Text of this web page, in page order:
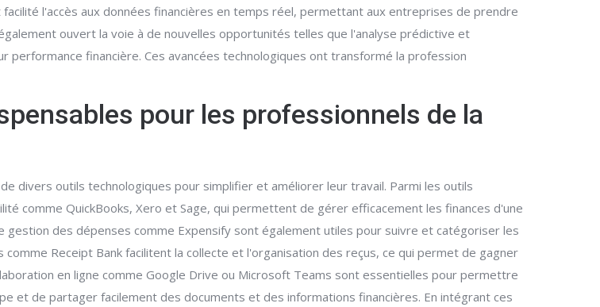
l'accès aux données financières en temps réel, permettant aux entreprises de prendre
ouvert la voie à de nouvelles opportunités telles que l'analyse prédictive et
financière. Ces avancées technologiques ont transformé la profession
pour les professionnels de la
divers outils technologiques pour simplifier et améliorer leur travail. Parmi les outils
comme QuickBooks, Xero et Sage, qui permettent de gérer efficacement les finances d'une
des dépenses comme Expensify sont également utiles pour suivre et catégoriser les
Receipt Bank facilitent la collecte et l'organisation des reçus, ce qui permet de gagner
en ligne comme Google Drive ou Microsoft Teams sont essentielles pour permettre
et de partager facilement des documents et des informations financières. En intégrant ces